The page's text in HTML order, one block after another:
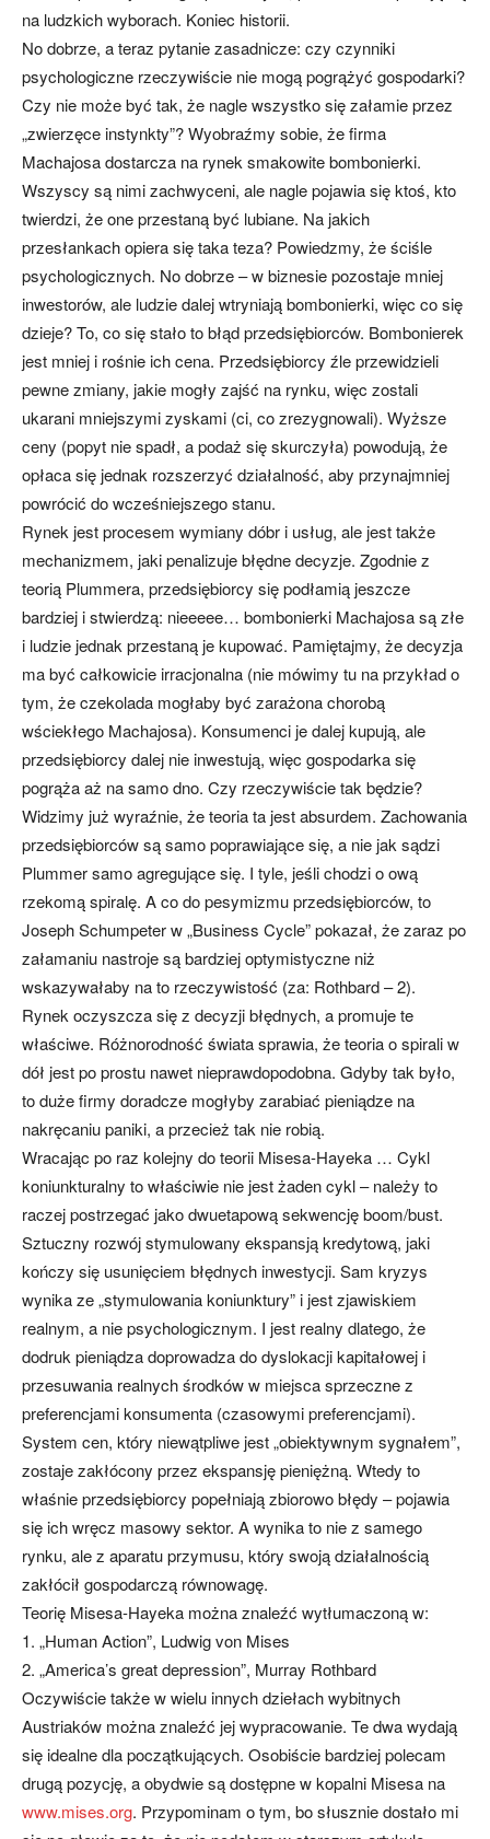
na ludzkich wyborach. Koniec historii.
No dobrze, a teraz pytanie zasadnicze: czy czynniki
psychologiczne rzeczywiście nie mogą pogrążyć gospodarki?
Czy nie może być tak, że nagle wszystko się załamie przez
„zwierzęce instynkty”? Wyobraźmy sobie, że firma
Machajosa dostarcza na rynek smakowite bombonierki.
Wszyscy są nimi zachwyceni, ale nagle pojawia się ktoś, kto
twierdzi, że one przestaną być lubiane. Na jakich
przesłankach opiera się taka teza? Powiedzmy, że ściśle
psychologicznych. No dobrze – w biznesie pozostaje mniej
inwestorów, ale ludzie dalej wtryniają bombonierki, więc co się
dzieje? To, co się stało to błąd przedsiębiorców. Bombonierek
jest mniej i rośnie ich cena. Przedsiębiorcy źle przewidzieli
pewne zmiany, jakie mogły zajść na rynku, więc zostali
ukarani mniejszymi zyskami (ci, co zrezygnowali). Wyższe
ceny (popyt nie spadł, a podaż się skurczyła) powodują, że
opłaca się jednak rozszerzyć działalność, aby przynajmniej
powrócić do wcześniejszego stanu.
Rynek jest procesem wymiany dóbr i usług, ale jest także
mechanizmem, jaki penalizuje błędne decyzje. Zgodnie z
teorią Plummera, przedsiębiorcy się podłamią jeszcze
bardziej i stwierdzą: nieeeee… bombonierki Machajosa są złe
i ludzie jednak przestaną je kupować. Pamiętajmy, że decyzja
ma być całkowicie irracjonalna (nie mówimy tu na przykład o
tym, że czekolada mogłaby być zarażona chorobą
wściekłego Machajosa). Konsumenci je dalej kupują, ale
przedsiębiorcy dalej nie inwestują, więc gospodarka się
pogrąża aż na samo dno. Czy rzeczywiście tak będzie?
Widzimy już wyraźnie, że teoria ta jest absurdem. Zachowania
przedsiębiorców są samo poprawiające się, a nie jak sądzi
Plummer samo agregujące się. I tyle, jeśli chodzi o ową
rzekomą spiralę. A co do pesymizmu przedsiębiorców, to
Joseph Schumpeter w „Business Cycle” pokazał, że zaraz po
załamaniu nastroje są bardziej optymistyczne niż
wskazywałaby na to rzeczywistość (za: Rothbard – 2).
Rynek oczyszcza się z decyzji błędnych, a promuje te
właściwe. Różnorodność świata sprawia, że teoria o spirali w
dół jest po prostu nawet nieprawdopodobna. Gdyby tak było,
to duże firmy doradcze mogłyby zarabiać pieniądze na
nakręcaniu paniki, a przecież tak nie robią.
Wracając po raz kolejny do teorii Misesa-Hayeka … Cykl
koniunkturalny to właściwie nie jest żaden cykl – należy to
raczej postrzegać jako dwuetapową sekwencję boom/bust.
Sztuczny rozwój stymulowany ekspansją kredytową, jaki
kończy się usunięciem błędnych inwestycji. Sam kryzys
wynika ze „stymulowania koniunktury” i jest zjawiskiem
realnym, a nie psychologicznym. I jest realny dlatego, że
dodruk pieniądza doprowadza do dyslokacji kapitałowej i
przesuwania realnych środków w miejsca sprzeczne z
preferencjami konsumenta (czasowymi preferencjami).
System cen, który niewątpliwe jest „obiektywnym sygnałem”,
zostaje zakłócony przez ekspansję pieniężną. Wtedy to
właśnie przedsiębiorcy popełniają zbiorowo błędy – pojawia
się ich wręcz masowy sektor. A wynika to nie z samego
rynku, ale z aparatu przymusu, który swoją działalnością
zakłócił gospodarczą równowagę.
Teorię Misesa-Hayeka można znaleźć wytłumaczoną w:
1. „Human Action”, Ludwig von Mises
2. „America’s great depression”, Murray Rothbard
Oczywiście także w wielu innych dziełach wybitnych
Austriaków można znaleźć jej wypracowanie. Te dwa wydają
się idealne dla początkujących. Osobiście bardziej polecam
drugą pozycję, a obydwie są dostępne w kopalni Misesa na
www.mises.org. Przypominam o tym, bo słusznie dostało mi